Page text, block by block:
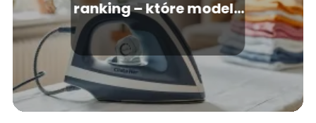
ranking – które modele
warto kupić?